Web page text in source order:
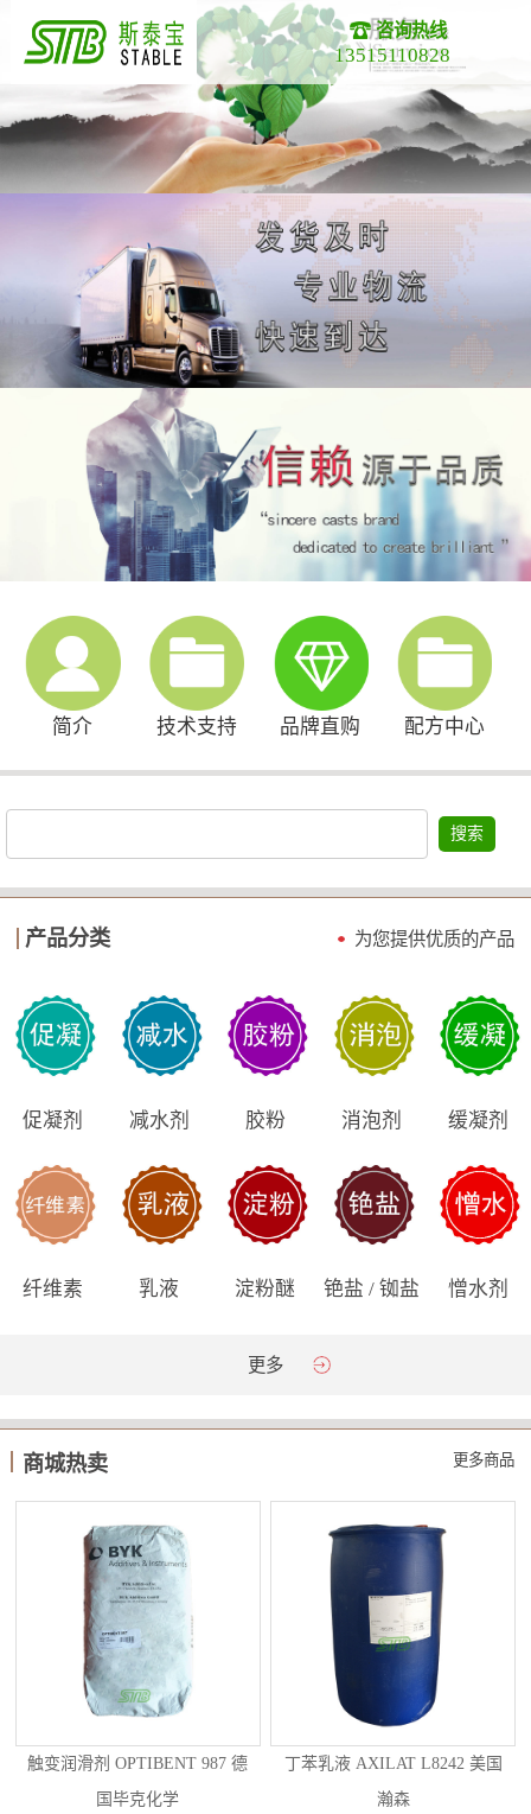
咨询热线
13515110828
简介 技术支持 品牌直购 配方中心
搜索
产品分类 为您提供优质的产品
促凝剂 减水剂 胶粉 消泡剂 缓凝剂
纤维素 乳液 淀粉醚 铯盐 / 铷盐 憎水剂
更多
商城热卖 更多商品
触变润滑剂 OPTIBENT 987 德
国毕克化学
丁苯乳液 AXILAT L8242 美国
瀚森